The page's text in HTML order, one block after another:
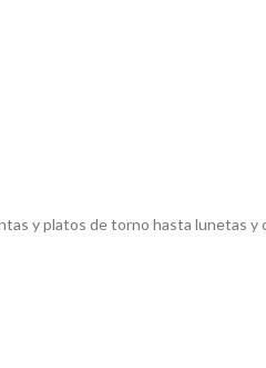
y platos de torno hasta lunetas